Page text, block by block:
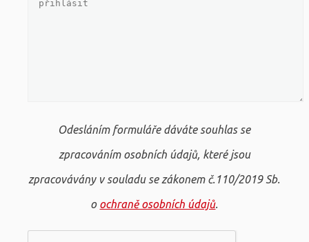
Odesláním formuláře dáváte souhlas se
zpracováním osobních údajů, které jsou
zpracovávány v souladu se zákonem č.110/2019 Sb.
o ochraně osobních údajů.